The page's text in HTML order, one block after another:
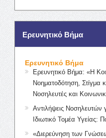
Ερευνητικό Βήμα
Ερευνητικό Βήμα
Ερευνητικό Βήμα: «Η
Νοηματοδότηση, Στίγμα
Νοσηλευτές και
Αντιλήψεις Νοσηλευτών
Ιδιωτικό Τομέα Υγείας:
«Διερεύνηση των